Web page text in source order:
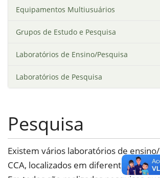
Equipamentos Multiusuários
Grupos de Estudo e Pesquisa
Laboratórios de Ensino/Pesquisa
Laboratórios de Pesquisa
Pesquisa
Existem vários laboratórios de
CCA, localizados em diferentes